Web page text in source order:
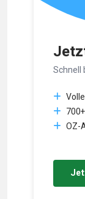
Schnell
OZ-